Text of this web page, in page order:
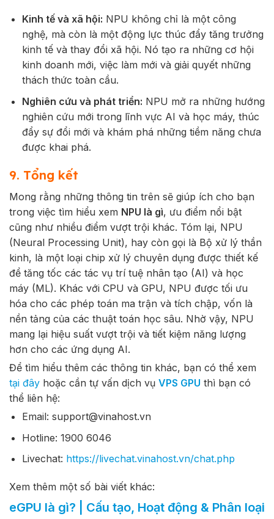
Kinh tế và xã hội: NPU không chỉ là một công
nghệ, mà còn là một động lực thúc đẩy tăng trưởng
kinh tế và thay đổi xã hội. Nó tạo ra những cơ hội
kinh doanh mới, việc làm mới và giải quyết những
thách thức toàn cầu.
Nghiên cứu và phát triển: NPU mở ra những hướng
nghiên cứu mới trong lĩnh vực AI và học máy, thúc
đẩy sự đổi mới và khám phá những tiềm năng chưa
được khai phá.
9. Tổng kết
Mong rằng những thông tin trên sẽ giúp ích cho bạn
trong việc tìm hiểu xem NPU là gì, ưu điểm nổi bật
cũng như nhiều điểm vượt trội khác. Tóm lại, NPU
(Neural Processing Unit), hay còn gọi là Bộ xử lý thần
kinh, là một loại chip xử lý chuyên dụng được thiết kế
để tăng tốc các tác vụ trí tuệ nhân tạo (AI) và học
máy (ML). Khác với CPU và GPU, NPU được tối ưu
hóa cho các phép toán ma trận và tích chập, vốn là
nền tảng của các thuật toán học sâu. Nhờ vậy, NPU
mang lại hiệu suất vượt trội và tiết kiệm năng lượng
hơn cho các ứng dụng AI.
Để tìm hiểu thêm các thông tin khác, bạn có thể xem
tại đây hoặc cần tự vấn dịch vụ VPS GPU thì bạn có
thể liên hệ:
Email: support@vinahost.vn
Hotline: 1900 6046
Livechat: https://livechat.vinahost.vn/chat.php
Xem thêm một số bài viết khác:
eGPU là gì? | Cấu tạo, Hoạt động & Phân loại